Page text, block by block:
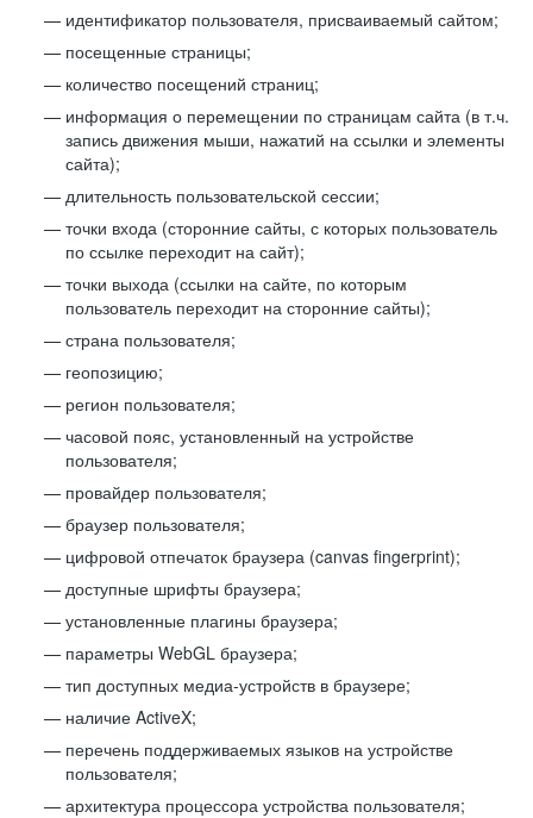
идентификатор пользователя, присваиваемый сайтом;
посещенные страницы;
количество посещений страниц;
информация о перемещении по страницам сайта (в т.ч.
запись движения мыши, нажатий на ссылки и элементы
сайта);
длительность пользовательской сессии;
точки входа (сторонние сайты, с которых пользователь
по ссылке переходит на сайт);
точки выхода (ссылки на сайте, по которым
пользователь переходит на сторонние сайты);
страна пользователя;
геопозицию;
регион пользователя;
часовой пояс, установленный на устройстве
пользователя;
провайдер пользователя;
браузер пользователя;
цифровой отпечаток браузера (canvas fingerprint);
доступные шрифты браузера;
установленные плагины браузера;
параметры WebGL браузера;
тип доступных медиа-устройств в браузере;
наличие ActiveX;
перечень поддерживаемых языков на устройстве
пользователя;
архитектура процессора устройства пользователя;